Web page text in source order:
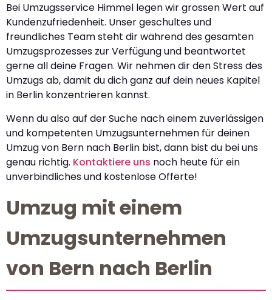
Bei Umzugsservice Himmel legen wir grossen Wert auf
Kundenzufriedenheit. Unser geschultes und
freundliches Team steht dir während des gesamten
Umzugsprozesses zur Verfügung und beantwortet
gerne all deine Fragen. Wir nehmen dir den Stress des
Umzugs ab, damit du dich ganz auf dein neues Kapitel
in Berlin konzentrieren kannst.
Wenn du also auf der Suche nach einem zuverlässigen
und kompetenten Umzugsunternehmen für deinen
Umzug von Bern nach Berlin bist, dann bist du bei uns
genau richtig. Kontaktiere uns noch heute für ein
unverbindliches und kostenlose Offerte!
Umzug mit einem
Umzugsunternehmen
von Bern nach Berlin